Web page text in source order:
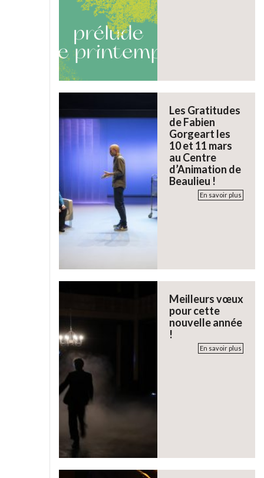
Les Gratitudes
de Fabien
Gorgeart les
10 et 11 mars
au Centre
d’Animation de
Beaulieu !
En savoir plus
Meilleurs vœux
pour cette
nouvelle année
!
En savoir plus